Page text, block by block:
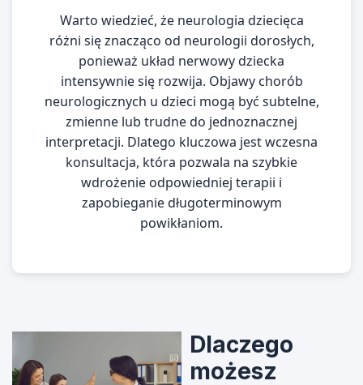
Warto wiedzieć, że neurologia dziecięca
różni się znacząco od neurologii dorosłych,
ponieważ układ nerwowy dziecka
intensywnie się rozwija. Objawy chorób
neurologicznych u dzieci mogą być subtelne,
zmienne lub trudne do jednoznacznej
interpretacji. Dlatego kluczowa jest wczesna
konsultacja, która pozwala na szybkie
wdrożenie odpowiedniej terapii i
zapobieganie długoterminowym
powikłaniom.
Dlaczego
możesz